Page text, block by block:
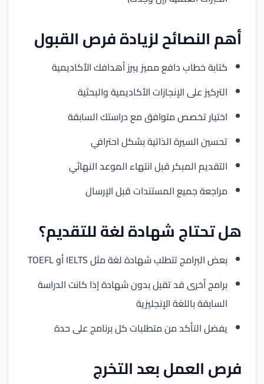
أهم النصائح لزيادة فرص القبول
كتابة خطاب دافع مميز يبرز أهدافك الأكاديمية
التركيز على الإنجازات الأكاديمية والبحثية
اختيار تخصص متوافق مع دراستك السابقة
تحسين السيرة الذاتية بشكل احترافي
التقديم المبكر قبل انتهاء الموعد النهائي
مراجعة جميع المستندات قبل الإرسال
هل تحتاج شهادة لغة للتقديم؟
بعض البرامج تتطلب شهادة لغة مثل IELTS أو TOEFL
برامج أخرى قد تقبل بدون شهادة إذا كانت الدراسة
السابقة باللغة الإنجليزية
يفضل التأكد من متطلبات كل برنامج على حدة
فرص العمل بعد التخرج